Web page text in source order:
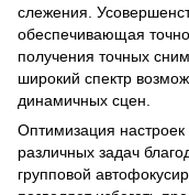
слежения.
обеспечивающая
получения точных
широкий спектр
динамичных сцен.
Оптимизация
различных задач
групповой